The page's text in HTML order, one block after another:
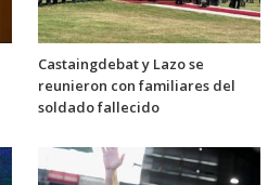
Castaingdebat y Lazo se
reunieron con familiares del
soldado fallecido